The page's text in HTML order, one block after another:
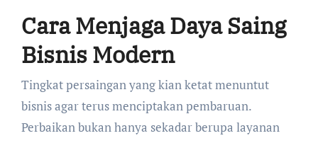
Cara Menjaga Daya Saing
Bisnis Modern
Tingkat persaingan yang kian ketat menuntut
bisnis agar terus menciptakan pembaruan.
Perbaikan bukan hanya sekadar berupa layanan